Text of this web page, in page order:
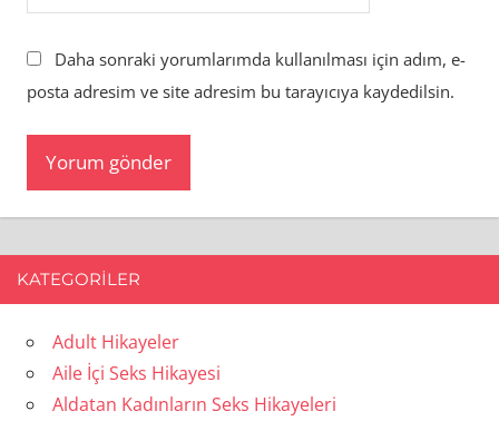
Daha sonraki yorumlarımda kullanılması için adım, e-
posta adresim ve site adresim bu tarayıcıya kaydedilsin.
KATEGORILER
Adult Hikayeler
Aile İçi Seks Hikayesi
Aldatan Kadınların Seks Hikayeleri